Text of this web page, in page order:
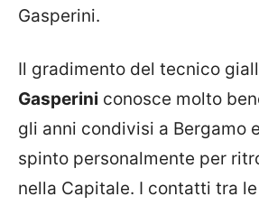
Gasperini.
Il gradimento del tecnico
Gasperini conosce molto
gli anni condivisi a Bergamo
spinto personalmente per
nella Capitale. I contatti tra